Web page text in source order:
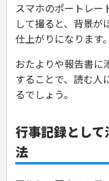
スマホのポートレー
して撮ると、背景が
仕上がりになります。
おたよりや報告書に
することで、読む人
るでしょう。
行事記録とし
法